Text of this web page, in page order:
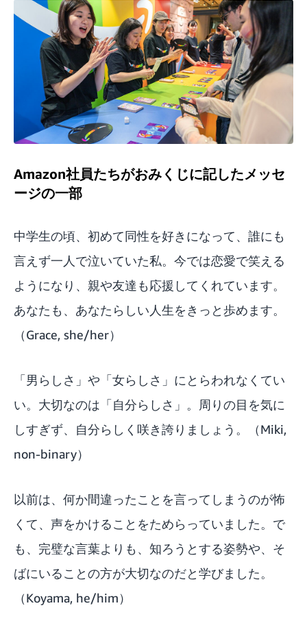
Amazon社員たちがおみくじに記したメッセ
ージの一部
中学生の頃、初めて同性を好きになって、誰にも
言えず一人で泣いていた私。今では恋愛で笑える
ようになり、親や友達も応援してくれています。
あなたも、あなたらしい人生をきっと歩めます。
（Grace, she/her）
「男らしさ」や「女らしさ」にとらわれなくてい
い。大切なのは「自分らしさ」。周りの目を気に
しすぎず、自分らしく咲き誇りましょう。（Miki,
non-binary）
以前は、何か間違ったことを言ってしまうのが怖
くて、声をかけることをためらっていました。で
も、完璧な言葉よりも、知ろうとする姿勢や、そ
ばにいることの方が大切なのだと学びました。
（Koyama, he/him）